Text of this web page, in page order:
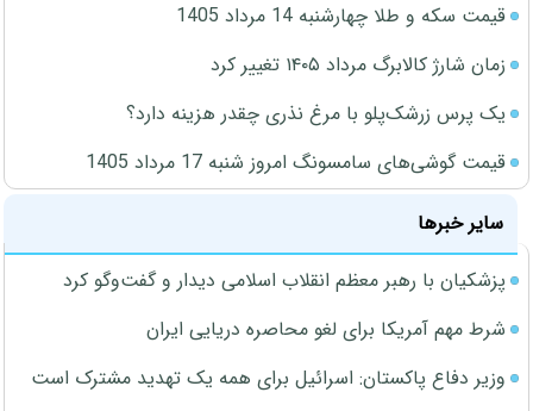
قیمت سکه و طلا چهارشنبه 14 مرداد 1405
زمان شارژ کالابرگ مرداد ۱۴۰۵ تغییر کرد
یک پرس زرشک‌پلو با مرغ نذری چقدر هزینه دارد؟
قیمت گوشی‌های سامسونگ امروز شنبه 17 مرداد 1405
سایر خبرها
پزشکیان با رهبر معظم انقلاب اسلامی دیدار و گفت‌وگو کرد
شرط مهم آمریکا برای لغو محاصره دریایی ایران
وزیر دفاع پاکستان: اسرائیل برای همه یک تهدید مشترک است